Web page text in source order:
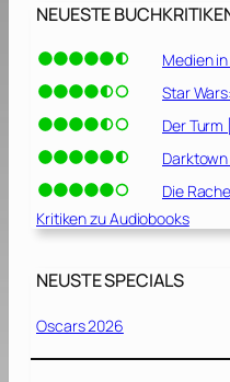
NEUESTE
Medien
Star
Der Turm
Die
Kritiken zu Audiobooks
NEUSTE SPECIALS
Oscars 2026